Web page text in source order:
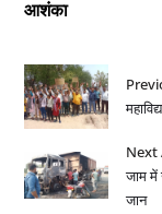
आशंका
Next
जाम
जान